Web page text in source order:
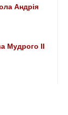
Андрія
Мудрого ІІ